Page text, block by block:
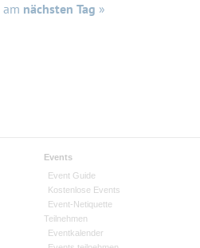
nächsten Tag »
Events
Event Guide
Kostenlose Events
Event-Netiquette
Teilnehmen
Eventkalender